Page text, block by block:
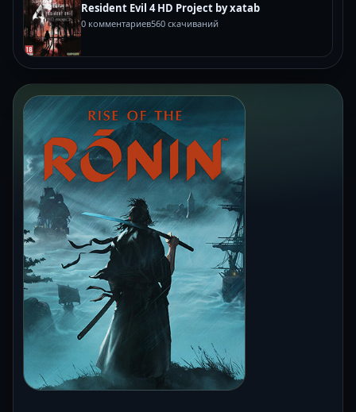
Resident Evil 4 HD Project by xatab
0 комментариев560 скачиваний